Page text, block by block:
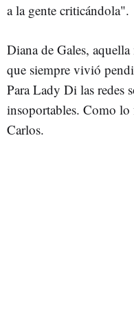
a la gente criticándola".
Diana de Gales,
que siempre vivió
Para Lady Di las redes
insoportables. Como
Carlos.